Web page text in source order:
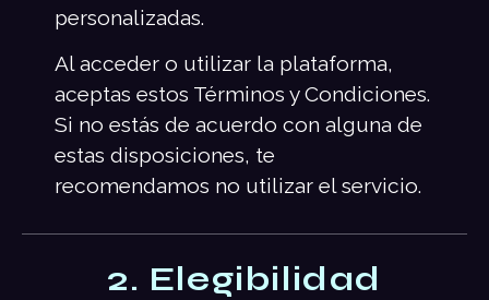
personalizadas.
Al acceder o utilizar la plataforma,
aceptas estos Términos y Condiciones.
Si no estás de acuerdo con alguna de
estas disposiciones, te
recomendamos no utilizar el servicio.
2. Elegibilidad